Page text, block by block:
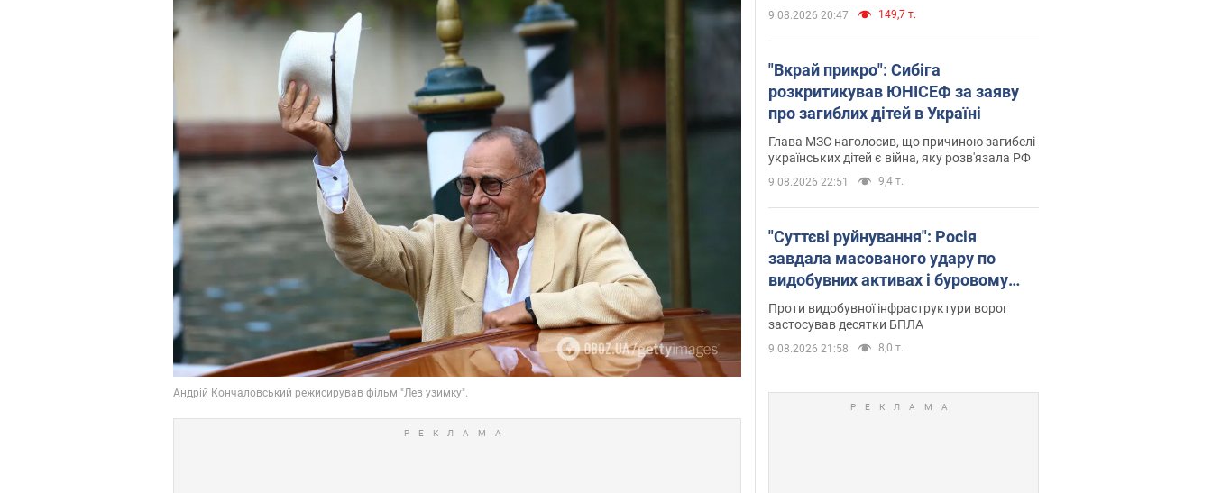
9.08.2026 20:47 149,7 т.
"Вкрай прикро": Сибіга
розкритикував ЮНІСЕФ за заяву
про загиблих дітей в Україні
Глава МЗС наголосив, що причиною загибелі
українських дітей є війна, яку розв'язала РФ
9.08.2026 22:51 9,4 т.
"Суттєві руйнування": Росія
завдала масованого удару по
видобувних активах і буровому
майданчику "Укрнафти"
Проти видобувної інфраструктури ворог
застосував десятки БПЛА
9.08.2026 21:58 8,0 т.